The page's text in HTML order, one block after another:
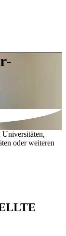
oder weiteren